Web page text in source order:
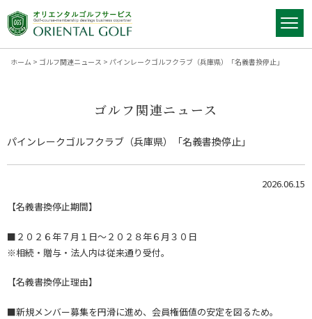
ホーム > ゴルフ関連ニュース > パインレークゴルフクラブ（兵庫県）「名義書換停止」
ゴルフ関連ニュース
パインレークゴルフクラブ（兵庫県）「名義書換停止」
2026.06.15
【名義書換停止期間】
■２０２６年７月１日～２０２８年６月３０日
※相続・贈与・法人内は従来通り受付。
【名義書換停止理由】
■新規メンバー募集を円滑に進め、会員権価値の安定を図るため。